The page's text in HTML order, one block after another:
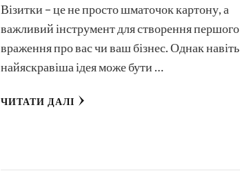
Візитки – це не просто шматочок картону, а
важливий інструмент для створення першого
враження про вас чи ваш бізнес. Однак навіть
найяскравіша ідея може бути …
ЧИТАТИ ДАЛІ